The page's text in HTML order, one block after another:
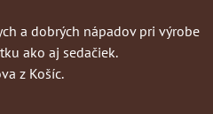
a dobrých nápadov pri výrobe
ako aj sedačiek.
z Košíc.